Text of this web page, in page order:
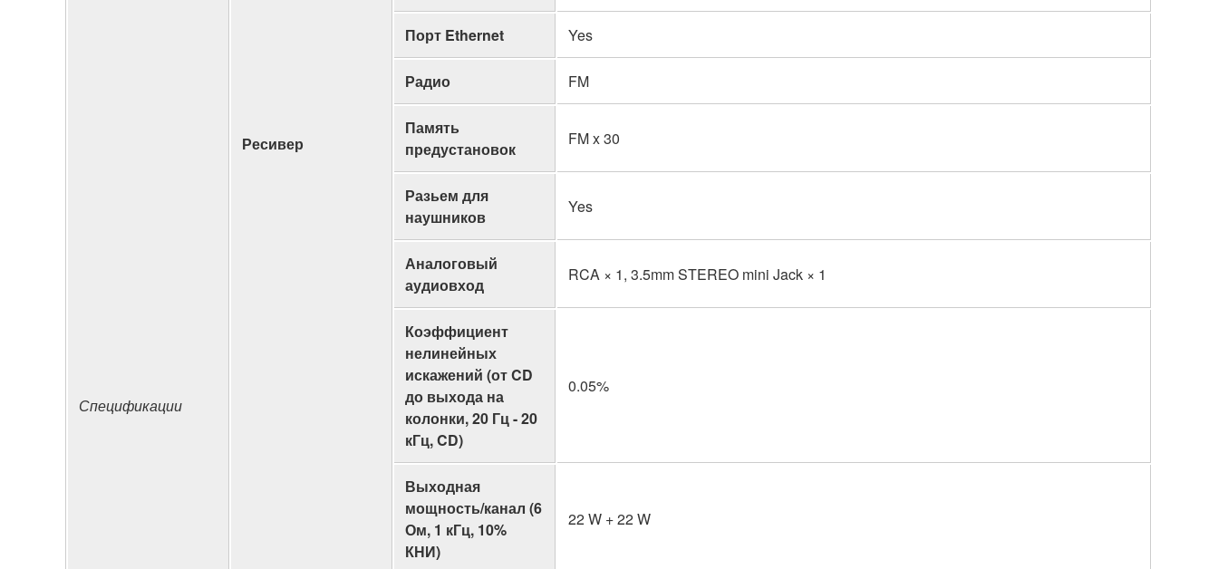
Спецификации
Ресивер
Порт Ethernet Yes
Радио FM
Память
предустановок
FM x 30
Разьем для
наушников
Yes
Аналоговый
аудиовход
RCA × 1, 3.5mm STEREO mini Jack × 1
Коэффициент
нелинейных
искажений (от CD
до выхода на
колонки, 20 Гц - 20
кГц, CD)
0.05%
Выходная
мощность/канал (6
Ом, 1 кГц, 10%
КНИ)
22 W + 22 W